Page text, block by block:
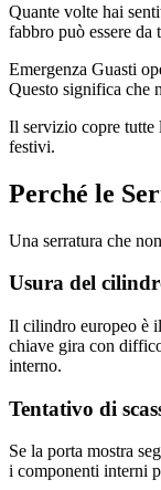
Quante volte hai
fabbro può essere
Emergenza Guasti
Questo significa che
Il servizio copre tutte
festivi.
Perché le
Una serratura che
Usura del
Il cilindro europeo è
chiave gira con
interno.
Tentativo di
Se la porta mostra
i componenti interni